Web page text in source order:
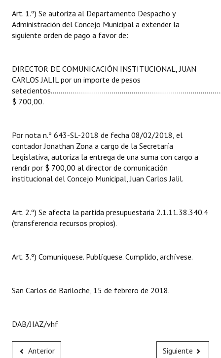
Premio al Mérito - Registro
Mujeres que Dejaron Huellas - Registro
Periodistas Decanos - Registro
Ciudadano Ilustre - Registro
Huéspedes de Honor - Registro
Antiguos Pobladores - Registro
Entrega de distinciones
Art. 1.º) Se autoriza al Departamento Despacho y
Administración del Concejo Municipal a extender la
siguiente orden de pago a favor de:
DIRECTOR DE COMUNICACIÓN INSTITUCIONAL, JUAN
CARLOS JALIL por un importe de pesos
$ 700,00.
Por nota n.º 643-SL-2018 de fecha 08/02/2018, el
contador Jonathan Zona a cargo de la Secretaría
Legislativa, autoriza la entrega de una suma con cargo a
rendir por $ 700,00 al director de comunicación
institucional del Concejo Municipal, Juan Carlos Jalil.
Art. 2.º) Se afecta la partida presupuestaria 2.1.11.38.340.4
(transferencia recursos propios).
Art. 3.º) Comuníquese. Publíquese. Cumplido, archívese.
San Carlos de Bariloche, 15 de febrero de 2018.
DAB/JIAZ/vhf
Anterior Siguiente